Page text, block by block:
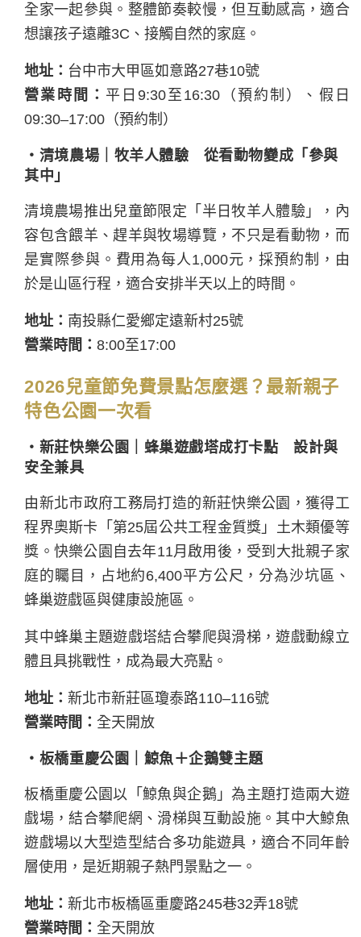
全家一起參與。整體節奏較慢，但互動感高，適合
想讓孩子遠離3C、接觸自然的家庭。
地址： 台中市大甲區如意路27巷10號
營業時間： 平日9:30至16:30（預約制）、假日
09:30–17:00（預約制）
・清境農場｜牧羊人體驗 從看動物變成「參與
其中」
清境農場推出兒童節限定「半日牧羊人體驗」，內
容包含餵羊、趕羊與牧場導覽，不只是看動物，而
是實際參與。費用為每人1,000元，採預約制，由
於是山區行程，適合安排半天以上的時間。
地址： 南投縣仁愛鄉定遠新村25號
營業時間：8:00至17:00
2026兒童節免費景點怎麼選？最新親子
特色公園一次看
・新莊快樂公園｜蜂巢遊戲塔成打卡點 設計與
安全兼具
由新北市政府工務局打造的新莊快樂公園，獲得工
程界奧斯卡「第25屆公共工程金質獎」土木類優等
獎。快樂公園自去年11月啟用後，受到大批親子家
庭的矚目，占地約6,400平方公尺，分為沙坑區、
蜂巢遊戲區與健康設施區。
其中蜂巢主題遊戲塔結合攀爬與滑梯，遊戲動線立
體且具挑戰性，成為最大亮點。
地址：新北市新莊區瓊泰路110–116號
營業時間： 全天開放
・板橋重慶公園｜鯨魚＋企鵝雙主題
板橋重慶公園以「鯨魚與企鵝」為主題打造兩大遊
戲場，結合攀爬網、滑梯與互動設施。其中大鯨魚
遊戲場以大型造型結合多功能遊具，適合不同年齡
層使用，是近期親子熱門景點之一。
地址：新北市板橋區重慶路245巷32弄18號
營業時間： 全天開放